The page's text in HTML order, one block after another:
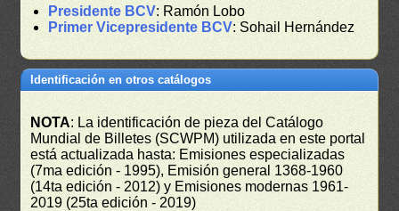
Presidente BCV: Ramón Lobo
Primer Vicepresidente BCV: Sohail Hernández
Identificación en otros catálogos
NOTA: La identificación de pieza del Catálogo
Mundial de Billetes (SCWPM) utilizada en este portal
está actualizada hasta: Emisiones especializadas
(7ma edición - 1995), Emisión general 1368-1960
(14ta edición - 2012) y Emisiones modernas 1961-
2019 (25ta edición - 2019)